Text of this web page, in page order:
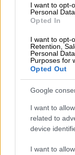
I want to opt-
Personal
Opted In
I want to opt-
Retention,
Personal
Purposes for
Opted Out
Google
I want to
related to
device
I want to
Όπως
μέσα στην
δεχτεί
ταινίες,
εμφανίσεις.
αποδεχτεί,
περίπου
επιθυμεί
ηθοποιούς